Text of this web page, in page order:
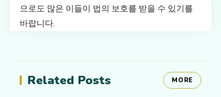
으로도 많은 이들이 법의 보호를 받을 수 있기를
바랍니다.
Related Posts MORE